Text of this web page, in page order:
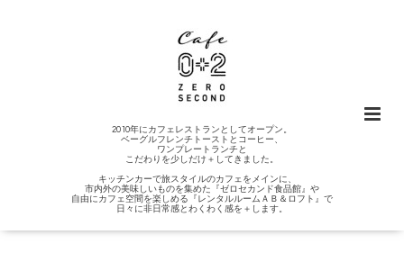
2010年にカフェレストランとしてオープン。
ベーグルフレンチトーストとコーヒー、
ワンプレートランチと
こだわりを少しだけ＋してきました。
キッチンカーで旅スタイルのカフェをメインに、
市内外の美味しいものを集めた『ゼロセカンド食品館』や
自由にカフェ空間を楽しめる『レンタルルームＡＢ＆ロフト』で
日々に非日常感とわくわく感を＋します。